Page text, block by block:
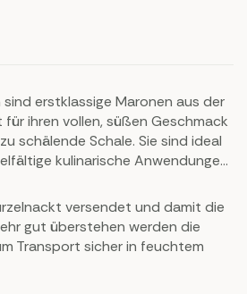
sind erstklassige Maronen aus der
für ihren vollen, süßen Geschmack
schälende Schale. Sie sind ideal
kulinarische Anwendungen
für Gourmets und
versendet und damit die
gut überstehen werden die
Transport sicher in feuchtem